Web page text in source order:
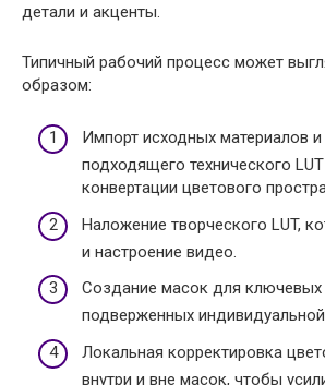
детали и акценты.
Типичный рабочий процесс может
образом:
Импорт исходных материалов
подходящего технического
конвертации цветового
Наложение творческого LUT,
и настроение видео.
Создание масок для ключевых
подверженных
Локальная корректировка
внутри и вне масок, чтобы